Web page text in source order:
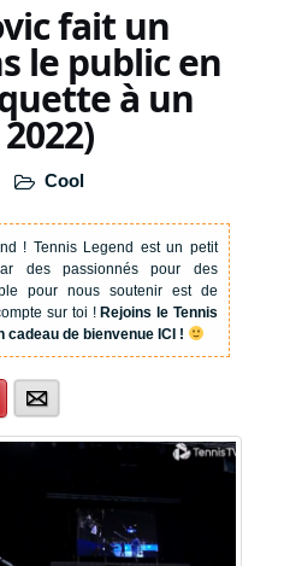
fait un
le public en
à un
Cool
! Tennis Legend est un petit
des passionnés pour des
pour nous soutenir est de
sur toi !Rejoins le Tennis
cadeau de bienvenue ICI !